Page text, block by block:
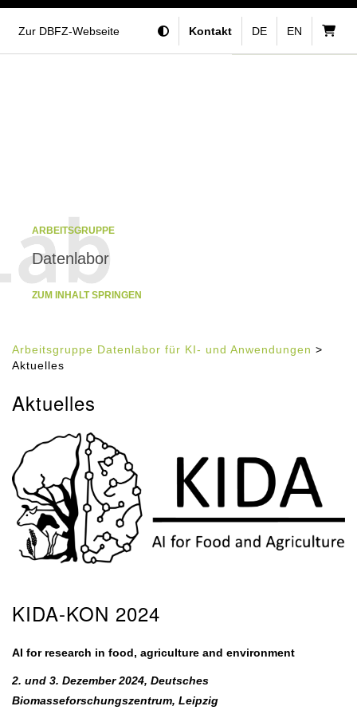
Zur DBFZ-Webseite Kontakt DE EN
ARBEITSGRUPPE
Datenlabor
ZUM INHALT SPRINGEN
Arbeitsgruppe Datenlabor für KI- und Anwendungen >
Aktuelles
Aktuelles
KIDA-KON 2024
AI for research in food, agriculture and environment
2. und 3. Dezember 2024, Deutsches
Biomasseforschungszentrum, Leipzig